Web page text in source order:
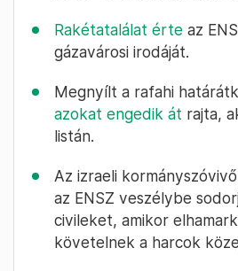
Rakétatalálat érte az
gázavárosi irodáját.
Megnyílt a rafahi
azokat engedik át rajta,
listán.
Az izraeli kormányszóvivő
az ENSZ veszélybe
civileket, amikor
követelnek a harcok